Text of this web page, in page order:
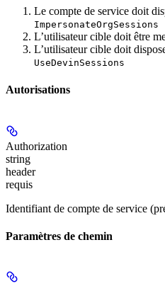
Le compte de service doit
ImpersonateOrgSessions
L’utilisateur cible doit être
L’utilisateur cible doit
UseDevinSessions
Autorisations
Authorization
string
header
requis
Identifiant de compte de service
Paramètres de chemin